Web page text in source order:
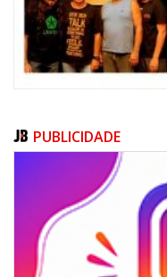
PUBLICIDADE